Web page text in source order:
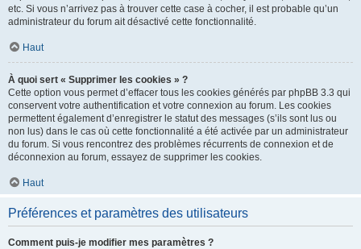
etc. Si vous n’arrivez pas à trouver cette case à cocher, il est probable qu’un
administrateur du forum ait désactivé cette fonctionnalité.
Haut
À quoi sert « Supprimer les cookies » ?
Cette option vous permet d’effacer tous les cookies générés par phpBB 3.3 qui
conservent votre authentification et votre connexion au forum. Les cookies
permettent également d’enregistrer le statut des messages (s’ils sont lus ou
non lus) dans le cas où cette fonctionnalité a été activée par un administrateur
du forum. Si vous rencontrez des problèmes récurrents de connexion et de
déconnexion au forum, essayez de supprimer les cookies.
Haut
Préférences et paramètres des utilisateurs
Comment puis-je modifier mes paramètres ?